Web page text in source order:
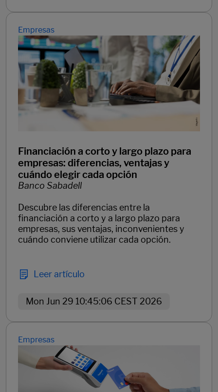
Empresas
Financiación a corto y largo plazo para
empresas: diferencias, ventajas y
cuándo elegir cada opción
Banco Sabadell
Descubre las diferencias entre la
financiación a corto y a largo plazo para
empresas, sus ventajas, inconvenientes y
cuándo conviene utilizar cada opción.
Leer artículo
Mon Jun 29 10:45:06 CEST 2026
Empresas